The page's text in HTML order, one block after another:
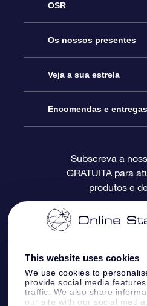
This website uses cookies
We use cookies to
provide social media
traffic. We also share
our site with our social
OSR
Serviço
Contactos
O Blog
Avaliações
Os nossos presentes
Prenda Star Online
Pacote Prenda OSR
O Cartão Presente OSR
Presentes corporativos
Veja a sua estrela
Registo de Estrela
Página de Estrela
Um Milhão de Estrelas
OSR screensaver de
App RV fly me to the stars
Encomendas e entregas
Informação de
Informação de envio
Política de Devolução
Constelações
Subscreva a
GRATUITA para
produtos e